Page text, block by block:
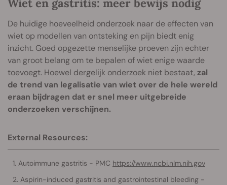
Wiet en gastritis: meer bewijs nodig
De huidige hoeveelheid onderzoek naar de effecten van
wiet op modellen van ontsteking en pijn biedt enig
inzicht. Goed opgezette menselijke proeven zijn echter
van groot belang om te bepalen of wiet enige waarde
toevoegt. Hoewel dergelijk onderzoek niet bestaat, zal
de trend van legalisatie van wiet over de hele wereld
eraan bijdragen dat er snel meer uitgebreide
onderzoeken verschijnen.
External Resources:
Autoimmune gastritis - PMC https://www.ncbi.nlm.nih.gov
Aspirin-induced gastritis and gastrointestinal bleeding -